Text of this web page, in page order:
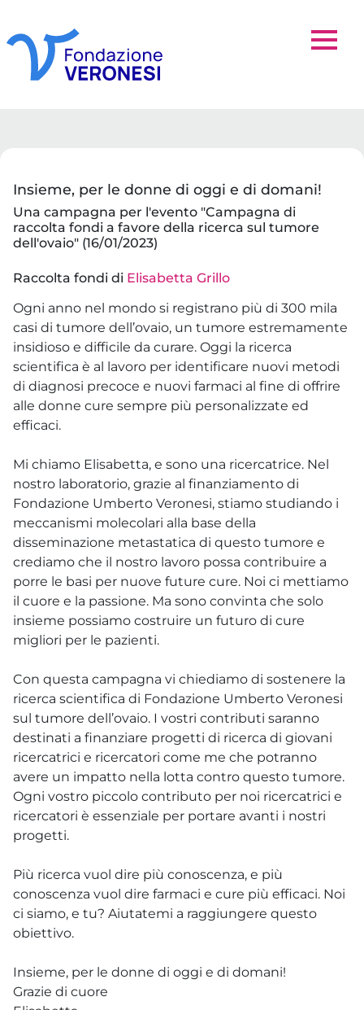
Insieme, per le donne di oggi e di domani!
Una campagna per l'evento "Campagna di
raccolta fondi a favore della ricerca sul tumore
dell'ovaio" (16/01/2023)
Raccolta fondi di Elisabetta Grillo
Ogni anno nel mondo si registrano più di 300 mila
casi di tumore dell’ovaio, un tumore estremamente
insidioso e difficile da curare. Oggi la ricerca
scientifica è al lavoro per identificare nuovi metodi
di diagnosi precoce e nuovi farmaci al fine di offrire
alle donne cure sempre più personalizzate ed
efficaci.
Mi chiamo Elisabetta, e sono una ricercatrice. Nel
nostro laboratorio, grazie al finanziamento di
Fondazione Umberto Veronesi, stiamo studiando i
meccanismi molecolari alla base della
disseminazione metastatica di questo tumore e
crediamo che il nostro lavoro possa contribuire a
porre le basi per nuove future cure. Noi ci mettiamo
il cuore e la passione. Ma sono convinta che solo
insieme possiamo costruire un futuro di cure
migliori per le pazienti.
Con questa campagna vi chiediamo di sostenere la
ricerca scientifica di Fondazione Umberto Veronesi
sul tumore dell’ovaio. I vostri contributi saranno
destinati a finanziare progetti di ricerca di giovani
ricercatrici e ricercatori come me che potranno
avere un impatto nella lotta contro questo tumore.
Ogni vostro piccolo contributo per noi ricercatrici e
ricercatori è essenziale per portare avanti i nostri
progetti.
Più ricerca vuol dire più conoscenza, e più
conoscenza vuol dire farmaci e cure più efficaci. Noi
ci siamo, e tu? Aiutatemi a raggiungere questo
obiettivo.
Insieme, per le donne di oggi e di domani!
Grazie di cuore